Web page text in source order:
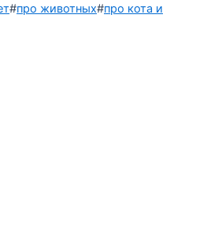
#про животных#про кота и